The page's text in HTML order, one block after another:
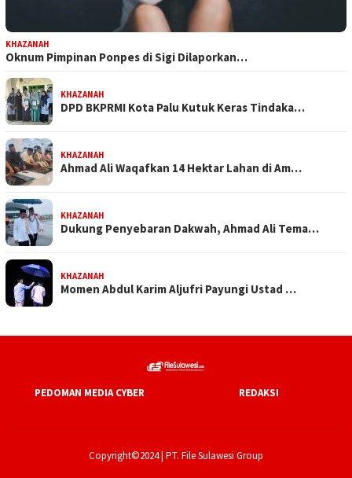
KHAZANAH
Oknum Pimpinan Ponpes di Sigi Dilaporkan…
KHAZANAH
DPD BKPRMI Kota Palu Kutuk Keras Tindaka…
KHAZANAH
Ahmad Ali Waqafkan 14 Hektar Lahan di Am…
KHAZANAH
Dukung Penyebaran Dakwah, Ahmad Ali Tema…
KHAZANAH
Momen Abdul Karim Aljufri Payungi Ustad …
PEDOMAN MEDIA CYBER REDAKSI
Copyright©2024 | PT. File Sulawesi Group